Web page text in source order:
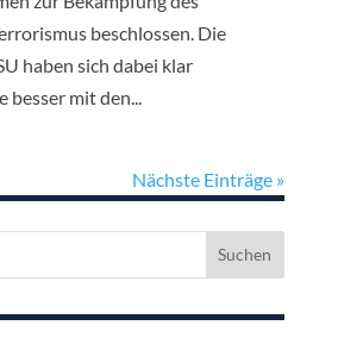
beschlossen. Die
haben sich dabei klar
besser mit den...
Nächste Einträge »